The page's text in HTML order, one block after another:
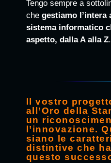
Tengo sempre a
che gestiamo l’intera
sistema informatico
aspetto, dalla A alla Z.
Il vostro
all’Oro della
un
l’innovazione.
siano le
distintive che
questo